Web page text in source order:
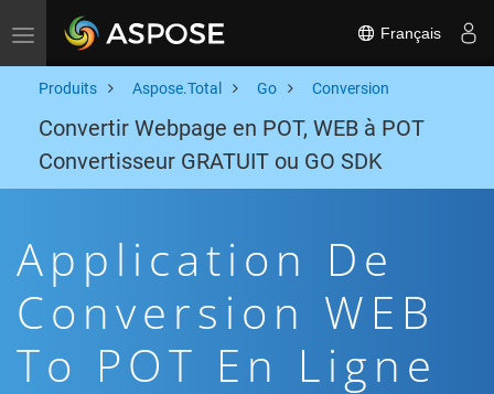
Toggle navigation Français
Produits Aspose.Total Go Conversion
Convertir Webpage en POT, WEB à POT
Convertisseur GRATUIT ou GO SDK
Application De
Conversion WEB
To POT En Ligne